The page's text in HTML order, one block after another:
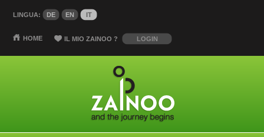
LINGUA: DE EN IT
HOME IL MIO ZAINOO? LOGIN